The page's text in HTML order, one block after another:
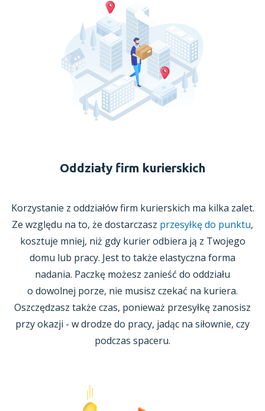
Oddziały firm kurierskich
Korzystanie z oddziałówfirm kurierskich ma kilka zalet.
Ze względu na to, że dostarczasz przesyłkę do punktu,
kosztuje mniej, niż gdy kurier odbiera ją z Twojego
domu lub pracy. Jest to także elastyczna forma
nadania. Paczkę możesz zanieść do oddziału
o dowolnej porze, nie musisz czekać na kuriera.
Oszczędzasz także czas, ponieważ przesyłkę zanosisz
przy okazji - w drodze do pracy, jadąc na siłownie, czy
podczas spaceru.